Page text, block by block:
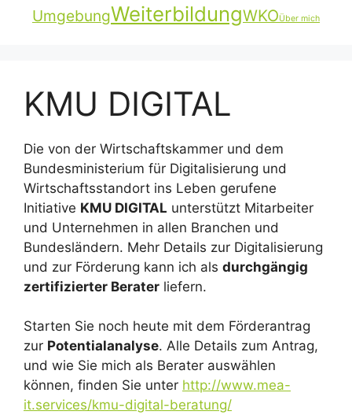
UmgebungWeiterbildungWKOÜber mich
KMU DIGITAL
Die von der Wirtschaftskammer und dem
Bundesministerium für Digitalisierung und
Wirtschaftsstandort ins Leben gerufene
Initiative KMU DIGITAL unterstützt Mitarbeiter
und Unternehmen in allen Branchen und
Bundesländern. Mehr Details zur Digitalisierung
und zur Förderung kann ich als durchgängig
zertifizierter Berater liefern.
Starten Sie noch heute mit dem Förderantrag
zur Potentialanalyse. Alle Details zum Antrag,
und wie Sie mich als Berater auswählen
können, finden Sie unter http://www.mea-
it.services/kmu-digital-beratung/